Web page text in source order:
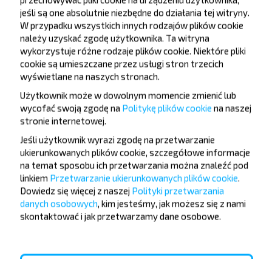
podróżować
taniej?
Nie przegap promocji, zniżek i innych ciekawych
ofert od serwisu INFOBUS. Zapisz się do
newslettera i podróżuj z nami jeszcze taniej!
Zapisz się
FAQ
jeśli są one absolutnie niezbędne do działania tej witryny.
W przypadku wszystkich innych rodzajów plików cookie
należy uzyskać zgodę użytkownika. Ta witryna
wykorzystuje różne rodzaje plików cookie. Niektóre pliki
cookie są umieszczane przez usługi stron trzecich
wyświetlane na naszych stronach.
Użytkownik może w dowolnym momencie zmienić lub
wycofać swoją zgodę na Politykę plików cookie na naszej
stronie internetowej.
Jeśli użytkownik wyrazi zgodę na przetwarzanie
ukierunkowanych plików cookie, szczegółowe informacje
na temat sposobu ich przetwarzania można znaleźć pod
linkiem Przetwarzanie ukierunkowanych plików cookie.
Dowiedz się więcej z naszej Polityki przetwarzania
danych osobowych, kim jesteśmy, jak możesz się z nami
skontaktować i jak przetwarzamy dane osobowe.